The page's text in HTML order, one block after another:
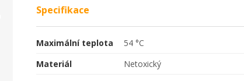
Specifikace
Maximální teplota
54 °C
Materiál
Netoxický